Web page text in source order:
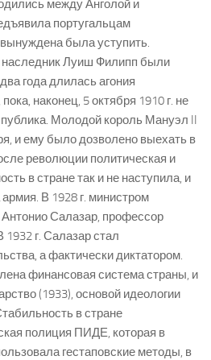
между Анголой и
португальцам
была уступить.
наследник Луиш Филипп были
года длилась агония
наконец, 5 октября 1910 г. не
Молодой король Мануэл II
и ему было дозволено выехать в
революции политическая и
в стране так и не наступила, и
В 1928 г. министром
Салазар, профессор
г. Салазар стал
а фактически диктатором.
финансовая система страны, и
(1933), основой идеологии
в стране
полиция ПИДЕ, которая в
гестаповские методы, в